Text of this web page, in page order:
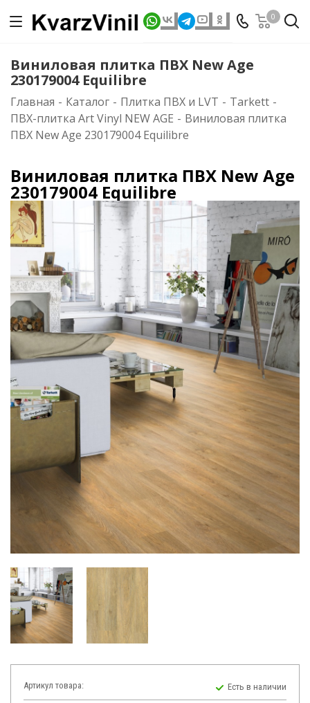
0
Виниловая плитка ПВХ New Age
230179004 Equilibre
Главная - Каталог - Плитка ПВХ и LVT - Tarkett -
ПВХ-плитка Art Vinyl NEW AGE - Виниловая плитка
ПВХ New Age 230179004 Equilibre
Виниловая плитка ПВХ New Age
230179004 Equilibre
Артикул товара: Есть в наличии